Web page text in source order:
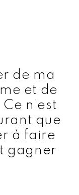
de ma
et de
n’est
que
à faire
gagner